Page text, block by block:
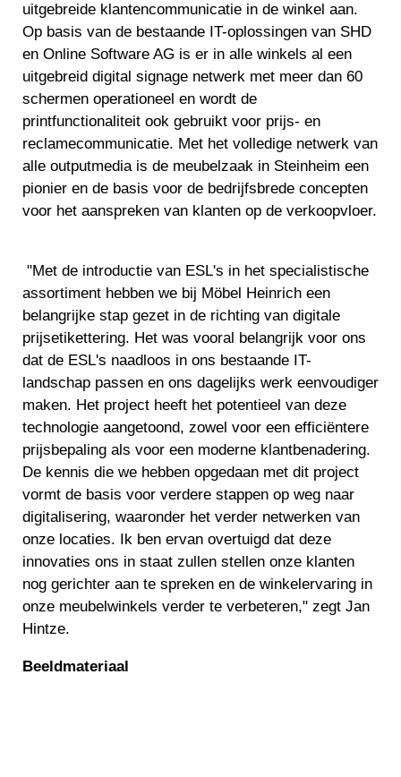
uitgebreide klantencommunicatie in de winkel aan.
Op basis van de bestaande IT-oplossingen van SHD
en Online Software AG is er in alle winkels al een
uitgebreid digital signage netwerk met meer dan 60
schermen operationeel en wordt de
printfunctionaliteit ook gebruikt voor prijs- en
reclamecommunicatie. Met het volledige netwerk van
alle outputmedia is de meubelzaak in Steinheim een
pionier en de basis voor de bedrijfsbrede concepten
voor het aanspreken van klanten op de verkoopvloer.
"Met de introductie van ESL's in het specialistische
assortiment hebben we bij Möbel Heinrich een
belangrijke stap gezet in de richting van digitale
prijsetikettering. Het was vooral belangrijk voor ons
dat de ESL's naadloos in ons bestaande IT-
landschap passen en ons dagelijks werk eenvoudiger
maken. Het project heeft het potentieel van deze
technologie aangetoond, zowel voor een efficiëntere
prijsbepaling als voor een moderne klantbenadering.
De kennis die we hebben opgedaan met dit project
vormt de basis voor verdere stappen op weg naar
digitalisering, waaronder het verder netwerken van
onze locaties. Ik ben ervan overtuigd dat deze
innovaties ons in staat zullen stellen onze klanten
nog gerichter aan te spreken en de winkelervaring in
onze meubelwinkels verder te verbeteren," zegt Jan
Hintze.
Beeldmateriaal